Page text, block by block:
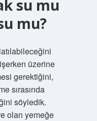
su mu
mu?
üzerine
gerektiğini,
sırasında
söyledik.
olan yemeğe